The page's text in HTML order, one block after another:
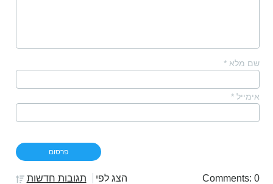
שם מלא *
אימייל *
Comments: 0 הצג לפי תגובות חדשות